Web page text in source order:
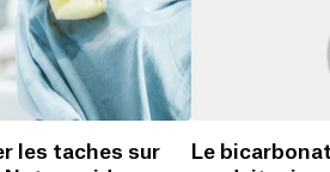
les taches sur
Le